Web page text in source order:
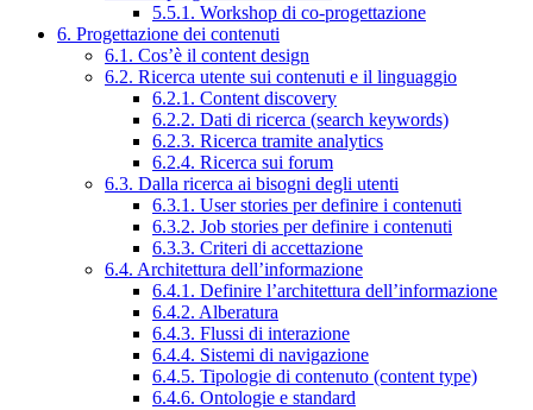
5.5.1. Workshop di co-progettazione
6. Progettazione dei contenuti
6.1. Cos’è il content design
6.2. Ricerca utente sui contenuti e il linguaggio
6.2.1. Content discovery
6.2.2. Dati di ricerca (search keywords)
6.2.3. Ricerca tramite analytics
6.2.4. Ricerca sui forum
6.3. Dalla ricerca ai bisogni degli utenti
6.3.1. User stories per definire i contenuti
6.3.2. Job stories per definire i contenuti
6.3.3. Criteri di accettazione
6.4. Architettura dell’informazione
6.4.1. Definire l’architettura dell’informazione
6.4.2. Alberatura
6.4.3. Flussi di interazione
6.4.4. Sistemi di navigazione
6.4.5. Tipologie di contenuto (content type)
6.4.6. Ontologie e standard